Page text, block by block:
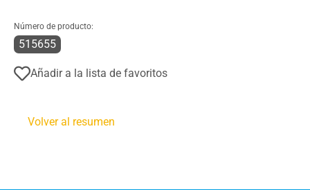
Número de producto:
515655
Añadir a la lista de favoritos
Volver al resumen